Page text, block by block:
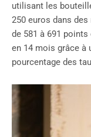
utilisant les
250 euros dans
de 581 à 691
en 14 mois grâce à
pourcentage des